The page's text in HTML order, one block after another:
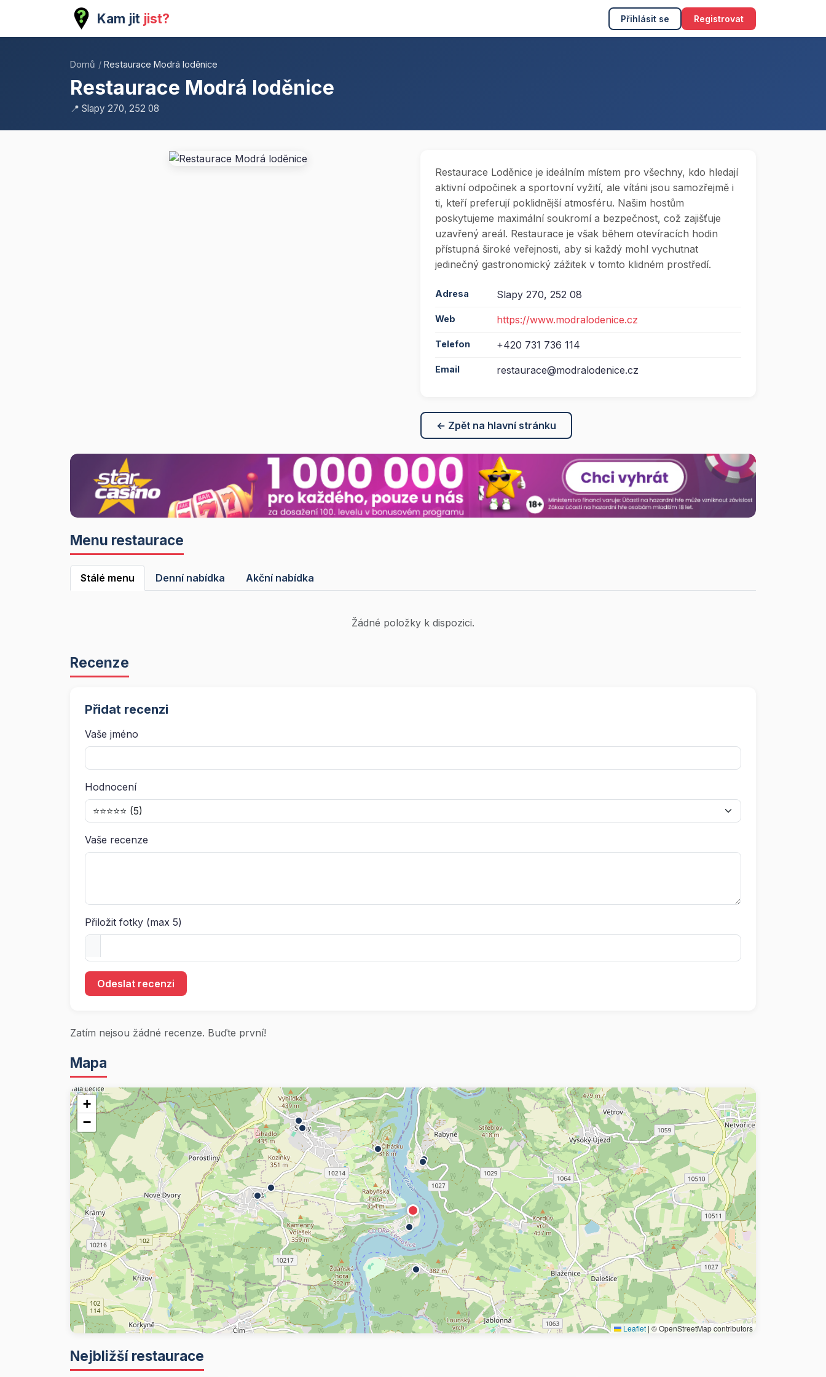
Kam jit jist? Přihlásit se Registrovat
Domů / Restaurace Modrá loděnice
Restaurace Modrá loděnice
📍 Slapy 270, 252 08
Restaurace Loděnice je ideálním místem pro všechny, kdo hledají
aktivní odpočinek a sportovní vyžití, ale vítáni jsou samozřejmě i
ti, kteří preferují poklidnější atmosféru. Našim hostům
poskytujeme maximální soukromí a bezpečnost, což zajišťuje
uzavřený areál. Restaurace je však během otevíracích hodin
přístupná široké veřejnosti, aby si každý mohl vychutnat
jedinečný gastronomický zážitek v tomto klidném prostředí.
Adresa Slapy 270, 252 08
Web https://www.modralodenice.cz
Telefon +420 731 736 114
Email restaurace@modralodenice.cz
← Zpět na hlavní stránku
Menu restaurace
Stálé menu Denní nabídka Akční nabídka
Žádné položky k dispozici.
Recenze
Přidat recenzi
Vaše jméno
Hodnocení
Vaše recenze
Přiložit fotky (max 5)
Odeslat recenzi
Zatím nejsou žádné recenze. Buďte první!
Mapa
+
−
Leaflet | © OpenStreetMap contributors
Nejbližší restaurace